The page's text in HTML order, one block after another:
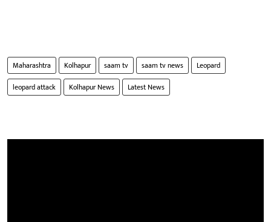
Maharashtra Kolhapur saam tv saam tv news
Leopard
leopard attack
Kolhapur News Latest News